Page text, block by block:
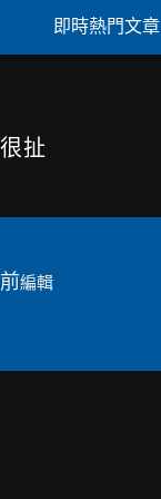
即時熱門文章
扯
編輯